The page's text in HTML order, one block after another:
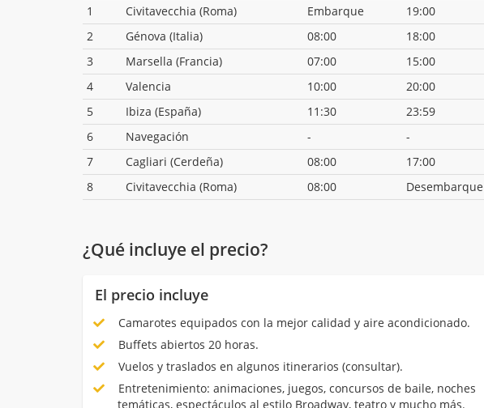
1
Civitavecchia (Roma) Embarque
19:00
2
Génova (Italia) 08:00
18:00
3
Marsella (Francia) 07:00
15:00
4
Valencia 10:00
20:00
5
Ibiza (España) 11:30
23:59
6
Navegación -
-
7
Cagliari (Cerdeña) 08:00
17:00
8
Civitavecchia (Roma) 08:00 Desembarque
¿Qué incluye el precio?
El precio incluye
Camarotes equipados con la mejor calidad y aire acondicionado.
Buffets abiertos 20 horas.
Vuelos y traslados en algunos itinerarios (consultar).
Entretenimiento: animaciones, juegos, concursos de baile, noches
temáticas, espectáculos al estilo Broadway, teatro y mucho más.